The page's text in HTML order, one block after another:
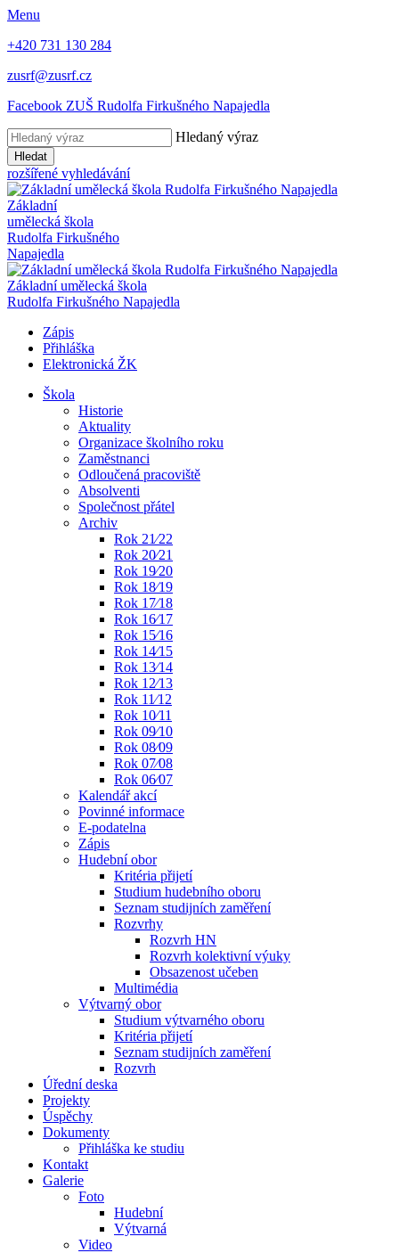
Menu
+420 731 130 284
zusrf@zusrf.cz
Facebook ZUŠ Rudolfa Firkušného Napajedla
Hledaný výraz
Hledat
rozšířené vyhledávání
Základní
umělecká škola
Rudolfa Firkušného
Napajedla
Základní umělecká škola
Rudolfa Firkušného Napajedla
Zápis
Přihláška
Elektronická ŽK
Škola
Historie
Aktuality
Organizace školního roku
Zaměstnanci
Odloučená pracoviště
Absolventi
Společnost přátel
Archiv
Rok 21⁄22
Rok 20⁄21
Rok 19⁄20
Rok 18⁄19
Rok 17⁄18
Rok 16⁄17
Rok 15⁄16
Rok 14⁄15
Rok 13⁄14
Rok 12⁄13
Rok 11⁄12
Rok 10⁄11
Rok 09⁄10
Rok 08⁄09
Rok 07⁄08
Rok 06⁄07
Kalendář akcí
Povinné informace
E-podatelna
Zápis
Hudební obor
Kritéria přijetí
Studium hudebního oboru
Seznam studijních zaměření
Rozvrhy
Rozvrh HN
Rozvrh kolektivní výuky
Obsazenost učeben
Multimédia
Výtvarný obor
Studium výtvarného oboru
Kritéria přijetí
Seznam studijních zaměření
Rozvrh
Úřední deska
Projekty
Úspěchy
Dokumenty
Přihláška ke studiu
Kontakt
Galerie
Foto
Hudební
Výtvarná
Video